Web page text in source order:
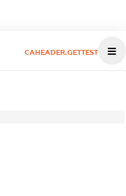
CAHEADER.GETTEST